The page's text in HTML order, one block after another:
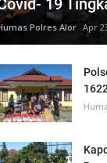
19
Polres Alor Apr